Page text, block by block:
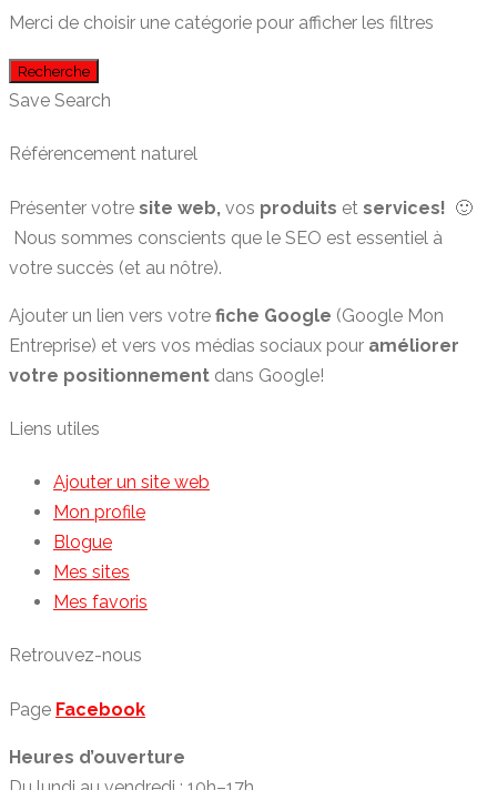
Merci de choisir une catégorie pour afficher les filtres
Recherche
Save Search
Référencement naturel
Présenter votre site web, vos produits et services! 🙂
Nous sommes conscients que le SEO est essentiel à
votre succès (et au nôtre).
Ajouter un lien vers votre fiche Google (Google Mon
Entreprise) et vers vos médias sociaux pour améliorer
votre positionnement dans Google!
Liens utiles
Ajouter un site web
Mon profile
Blogue
Mes sites
Mes favoris
Retrouvez-nous
Page Facebook
Heures d’ouverture